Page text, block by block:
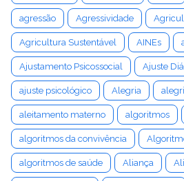
agressão Agressividade
Agricultura Sustentável AINEs
Ajustamento Psicossocial Ajuste
ajuste psicológico Alegria
aleitamento materno algoritmos
algoritmos da convivência
algoritmos de saúde Aliança